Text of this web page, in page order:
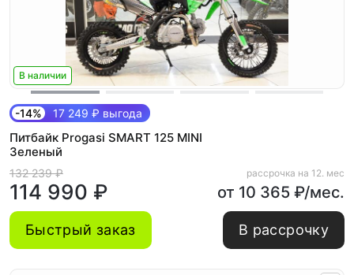
В наличии
-14% 17 249 ₽ выгода
Питбайк Progasi SMART 125 MINI
Зеленый
132 239 ₽
114 990 ₽
рассрочка на 12. мес
от 10 365 ₽/мес.
Быстрый заказ В рассрочку